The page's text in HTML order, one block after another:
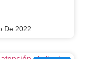
De 2022